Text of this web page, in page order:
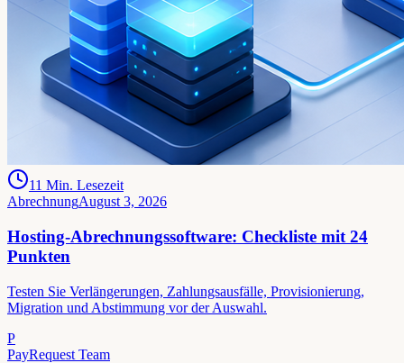
11 Min. Lesezeit
AbrechnungAugust 3, 2026
Hosting-Abrechnungssoftware: Checkliste mit 24
Punkten
Testen Sie Verlängerungen, Zahlungsausfälle, Provisionierung,
Migration und Abstimmung vor der Auswahl.
P
PayRequest Team